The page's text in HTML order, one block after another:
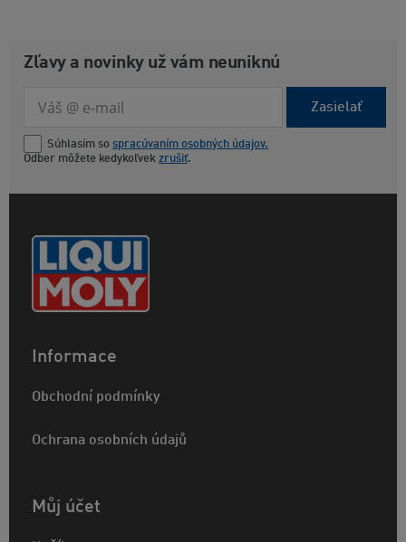
Zľavy a novinky už vám neuniknú
Zasielať
Súhlasím so spracúvaním osobných údajov.
Odber môžete kedykoľvek zrušiť.
Informace
Obchodní podmínky
Ochrana osobních údajů
Můj účet